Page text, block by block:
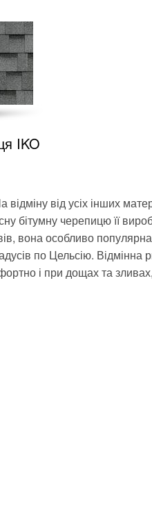
IKO
від усіх інших
бітумну черепицю її
вона особливо
по Цельсію. Відмінна
і при дощах та